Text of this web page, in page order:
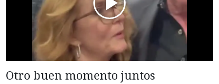
Otro buen momento juntos